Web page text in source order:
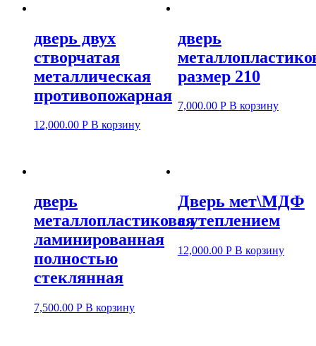
дверь двух
створчатая
металлическая
противопожарная
12,000.00 Р В корзину
дверь
размер 210
7,000.00 Р В корзину
дверь
металлопластиковая
ламинированная
полностью
стеклянная
7,500.00 Р В корзину
Дверь мет\МДФ
с утеплением
12,000.00 Р В корзину